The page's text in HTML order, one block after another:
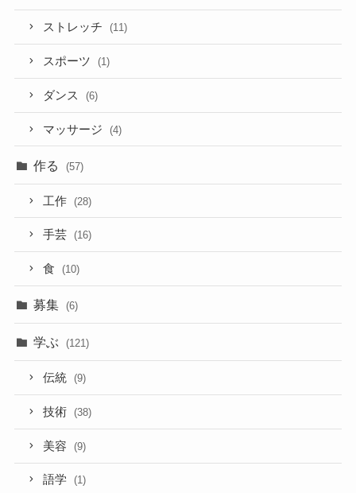
ストレッチ (11)
スポーツ (1)
ダンス (6)
マッサージ (4)
作る (57)
工作 (28)
手芸 (16)
食 (10)
募集 (6)
学ぶ (121)
伝統 (9)
技術 (38)
美容 (9)
語学 (1)